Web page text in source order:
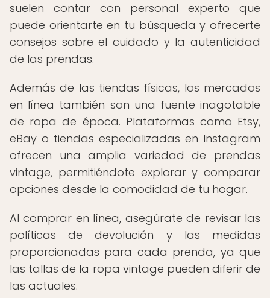
suelen contar con personal experto que
puede orientarte en tu búsqueda y ofrecerte
consejos sobre el cuidado y la autenticidad
de las prendas.
Además de las tiendas físicas, los mercados
en línea también son una fuente inagotable
de ropa de época. Plataformas como Etsy,
eBay o tiendas especializadas en Instagram
ofrecen una amplia variedad de prendas
vintage, permitiéndote explorar y comparar
opciones desde la comodidad de tu hogar.
Al comprar en línea, asegúrate de revisar las
políticas de devolución y las medidas
proporcionadas para cada prenda, ya que
las tallas de la ropa vintage pueden diferir de
las actuales.